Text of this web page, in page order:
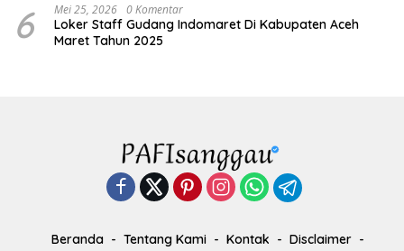
6 Mei 25, 2026 0 Komentar
Loker Staff Gudang Indomaret Di Kabupaten Aceh
Maret Tahun 2025
Beranda Tentang Kami Kontak
Disclaimer